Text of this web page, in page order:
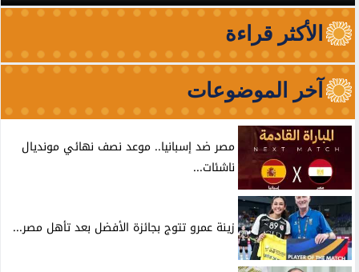
الأكثر قراءة
آخر الموضوعات
مصر ضد إسبانيا.. موعد نصف نهائي مونديال
ناشئات...
زينة عمرو تتوج بجائزة الأفضل بعد تأهل مصر...